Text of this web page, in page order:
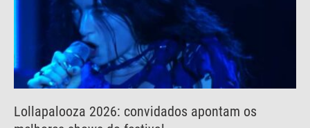
Lollapalooza 2026: convidados apontam os